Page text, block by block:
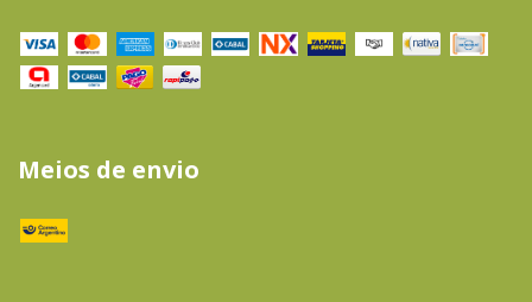
Meios de envio